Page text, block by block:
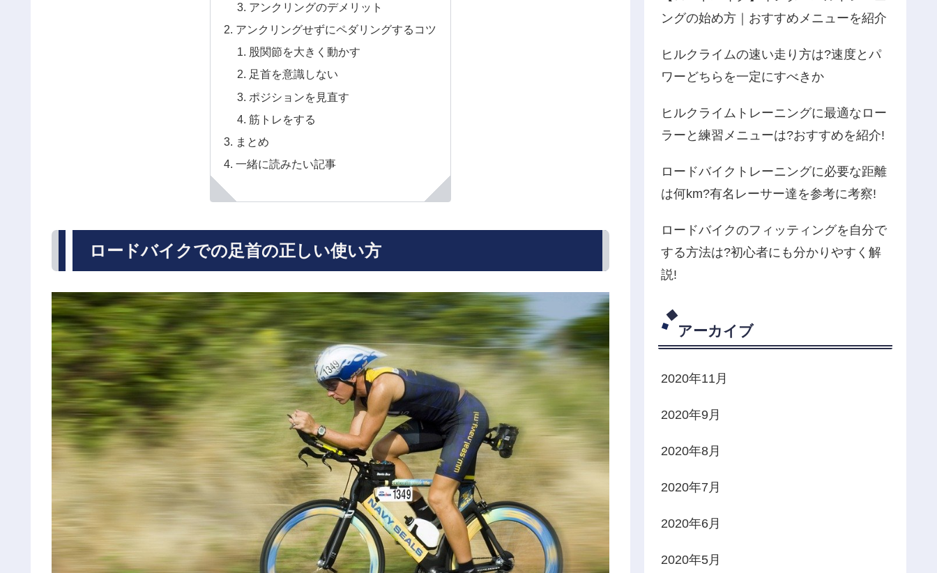
アンクリングのデメリット
アンクリングせずにペダリングするコツ
股関節を大きく動かす
足首を意識しない
ポジションを見直す
筋トレをする
まとめ
一緒に読みたい記事
ロードバイクでの足首の正しい使い方
ングの始め方｜おすすめメニューを紹介
ヒルクライムの速い走り方は?速度とパ
ワーどちらを一定にすべきか
ヒルクライムトレーニングに最適なロー
ラーと練習メニューは?おすすめを紹介!
ロードバイクトレーニングに必要な距離
は何km?有名レーサー達を参考に考察!
ロードバイクのフィッティングを自分で
する方法は?初心者にも分かりやすく解
説!
アーカイブ
2020年11月
2020年9月
2020年8月
2020年7月
2020年6月
2020年5月